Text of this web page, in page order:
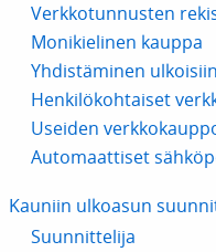
Verkkotunnusten
Monikielinen kauppa
Yhdistäminen
Henkilökohtaiset
Useiden
Automaattiset
Kauniin ulkoasun
Suunnittelija